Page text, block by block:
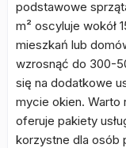
podstawowe
m² oscyluje wokół
mieszkań lub
wzrosnąć do 300-
się na dodatkowe
mycie okien. Warto
oferuje pakiety
korzystne dla osób